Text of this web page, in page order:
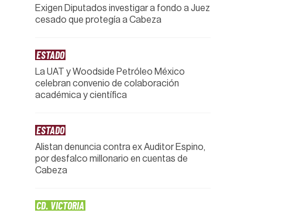
Exigen Diputados investigar a fondo a Juez
cesado que protegía a Cabeza
ESTADO
La UAT y Woodside Petróleo México
celebran convenio de colaboración
académica y científica
ESTADO
Alistan denuncia contra ex Auditor Espino,
por desfalco millonario en cuentas de
Cabeza
CD. VICTORIA